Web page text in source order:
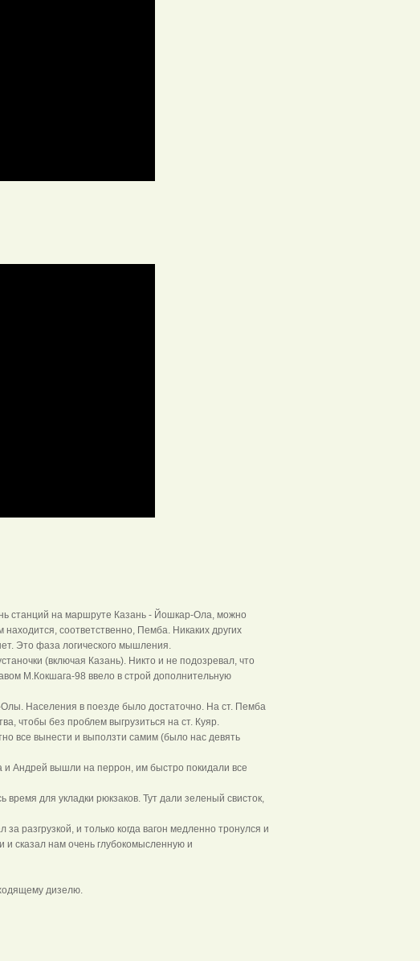
станций на маршруте Казань - Йошкар-Ола, можно
соответственно, Пемба. Никаких других
Это фаза логического мышления.
(включая Казань). Никто и не подозревал, что
М.Кокшага-98 ввело в строй дополнительную
Населения в поезде было достаточно. На ст. Пемба
чтобы без проблем выгрузиться на ст. Куяр.
все вынести и выползти самим (было нас девять
Андрей вышли на перрон, им быстро покидали все
для укладки рюкзаков. Тут дали зеленый свисток,
разгрузкой, и только когда вагон медленно тронулся и
и сказал нам очень глубокомысленную и
дизелю.